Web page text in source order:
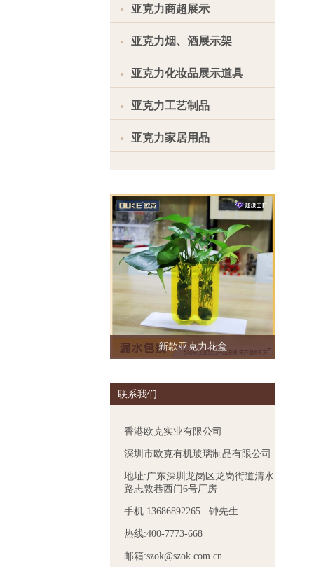
亚克力商超展示
亚克力烟、酒展示架
亚克力化妆品展示道具
亚克力工艺制品
亚克力家居用品
新款亚克力花盒
联系我们
香港欧克实业有限公司
深圳市欧克有机玻璃制品有限公司
地址:广东深圳龙岗区龙岗街道清水
路志敦巷西门6号厂房
手机:13686892265 钟先生
热线:400-7773-668
邮箱:szok@szok.com.cn